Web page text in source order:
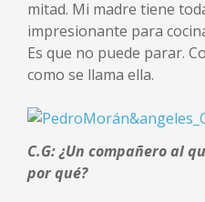
mitad. Mi madre tiene
impresionante para
Es que no puede parar.
como se llama ella.
C.G: ¿Un compañero al
por qué?